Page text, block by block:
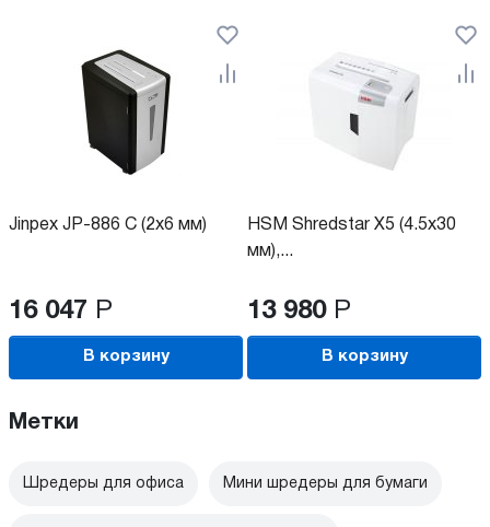
Jinpex JP-886 C (2x6 мм)
16 047 Р
В корзину
HSM Shredstar X5 (4.5x30
мм),...
13 980 Р
В корзину
Метки
Шредеры для офиса Мини шредеры для бумаги